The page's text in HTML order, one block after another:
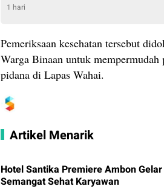
1 hari
Pemeriksaan kesehatan tersebut
Warga Binaan untuk
pidana di Lapas Wahai.
Artikel Menarik
Hotel Santika Premiere Ambon
Semangat Sehat Karyawan